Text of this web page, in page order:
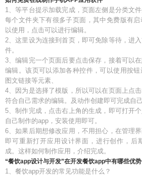
1、等平台提示加载完成，页面左侧是分类文
每个文件夹下有很多子页面，其中免费版有
以使用，点击可以进行编辑。
2、这里设为连接到首页，即可免除等待，进
件。
3、编辑完一个页面后要点击保存，接着可以
编辑。该页可以添加各种控件，可以使用按
图文链接等元素、
4、因为是选择了模版，所以可以在页面上点
符合自己需求的编辑。及动作创建即可完成自
5、制作完成，点击右上角的生成，即可打开
自己制作的app，安装使用即可。
6、如果后期想修改应用，不用担心，在管理
即可重新打开应用设计界面，进行创作，后
成。这样如何制作应用，介绍完成。
“餐饮app设计与开发”在开发餐饮app中有哪些优势
1、餐饮app开发的常见功能是什么？